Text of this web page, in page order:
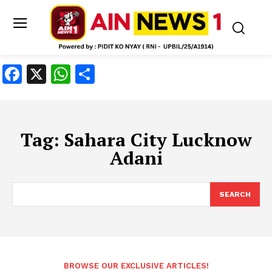
Facebook
X WhatsApp
Tag: Sahara City Lucknow
Adani
SEARCH
BROWSE OUR EXCLUSIVE ARTICLES!